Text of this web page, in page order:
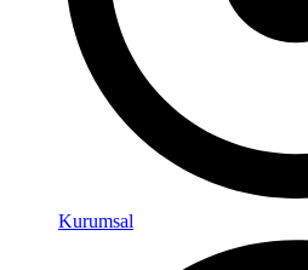
Kurumsal